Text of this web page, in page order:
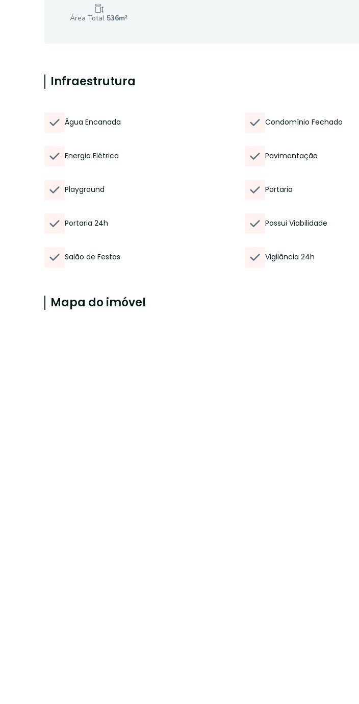
Área Total 536m²
Infraestrutura
Água Encanada Condomínio Fechado
Energia Elétrica Pavimentação
Playground Portaria
Portaria 24h Possui Viabilidade
Salão de Festas Vigilância 24h
Mapa do imóvel